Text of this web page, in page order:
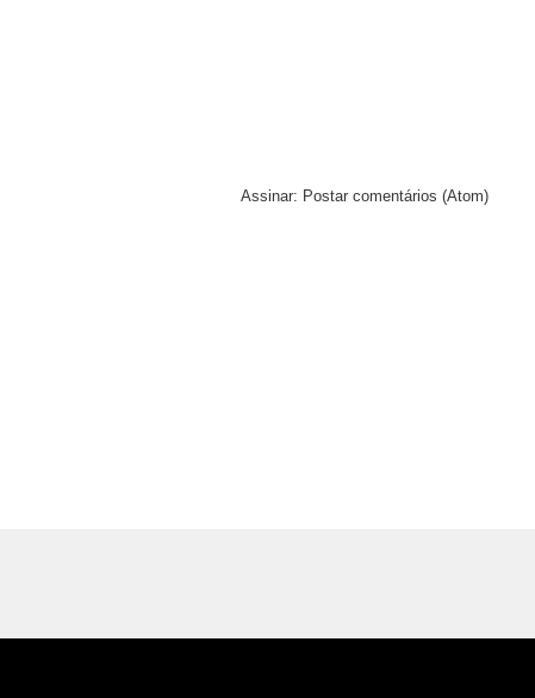
Assinar: Postar comentários (Atom)